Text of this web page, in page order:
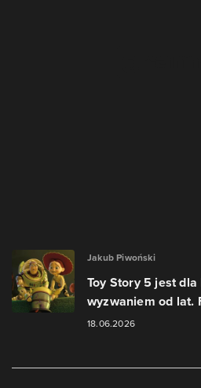
Jakub Piwoński
Toy Story 5 jest
wyzwaniem od lat.
18.06.2026